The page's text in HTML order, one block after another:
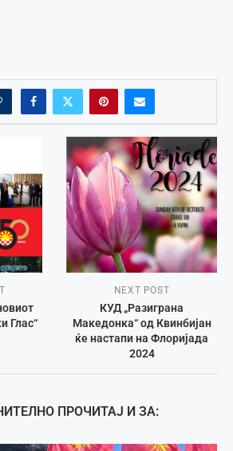
Глас“
NEXT POST
КУД „Разиграна
Македонка“ од Квинбијан
ќе настапи на Флоријада
2024
ПРОЧИТАЈ И ЗА: